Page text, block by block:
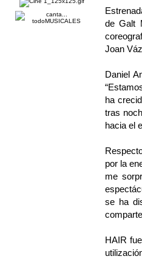
de Galt
Joan
Daniel
ha
tras
hacia el
por la
me
se ha
HAIR